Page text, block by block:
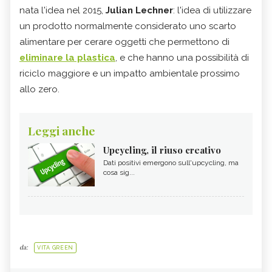
nata l'idea nel 2015, Julian Lechner: l'idea di utilizzare
un prodotto normalmente considerato uno scarto
alimentare per cerare oggetti che permettono di
eliminare la plastica , e che hanno una possibilità di
riciclo maggiore e un impatto ambientale prossimo
allo zero.
Leggi anche
Upcycling, il riuso creativo
Dati positivi emergono sull'upcycling, ma
cosa sig...
da: VITA GREEN